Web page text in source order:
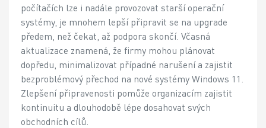
počítačích lze i nadále provozovat starší operační
systémy, je mnohem lepší připravit se na upgrade
předem, než čekat, až podpora skončí. Včasná
aktualizace znamená, že firmy mohou plánovat
dopředu, minimalizovat případné narušení a zajistit
bezproblémový přechod na nové systémy Windows 11.
Zlepšení připravenosti pomůže organizacím zajistit
kontinuitu a dlouhodobě lépe dosahovat svých
obchodních cílů.